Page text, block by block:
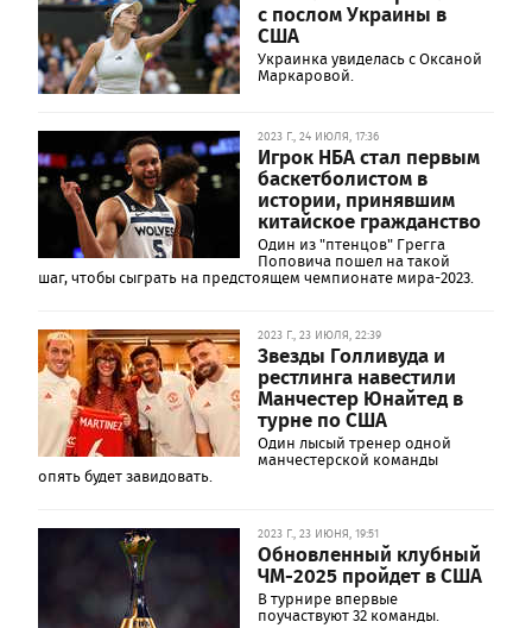
с послом Украины в
США
Украинка увиделась с Оксаной
Маркаровой.
2023 Г., 24 ИЮЛЯ, 17:36
Игрок НБА стал первым
баскетболистом в
истории, принявшим
китайское гражданство
Один из "птенцов" Грегга
Поповича пошел на такой
шаг, чтобы сыграть на предстоящем чемпионате мира-2023.
2023 Г., 23 ИЮЛЯ, 22:39
Звезды Голливуда и
рестлинга навестили
Манчестер Юнайтед в
турне по США
Один лысый тренер одной
манчестерской команды
опять будет завидовать.
2023 Г., 23 ИЮНЯ, 19:51
Обновленный клубный
ЧМ-2025 пройдет в США
В турнире впервые
поучаствуют 32 команды.